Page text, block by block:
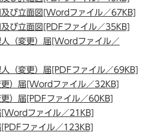
び立面図[Wordファイル／67KB]
び立面図[PDFファイル／35KB]
（変更）届[Wordファイル／
（変更）届[PDFファイル／69KB]
）届[Wordファイル／32KB]
）届[PDFファイル／60KB]
ファイル／21KB]
ファイル／123KB]